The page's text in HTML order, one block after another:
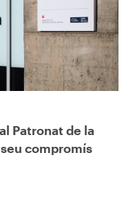
Patronat de la
compromís